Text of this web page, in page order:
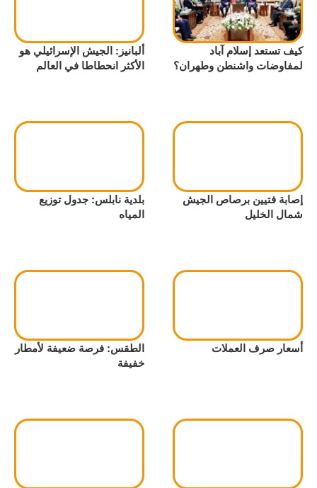
كيف تستعد إسلام آباد
لمفاوضات واشنطن وطهران؟
ألبانيز: الجيش الإسرائيلي هو
الأكثر انحطاطا في العالم
إصابة فتيين برصاص الجيش
شمال الخليل
بلدية نابلس: جدول توزيع
المياه
أسعار صرف العملات
الطقس: فرصة ضعيفة لأمطار
خفيفة